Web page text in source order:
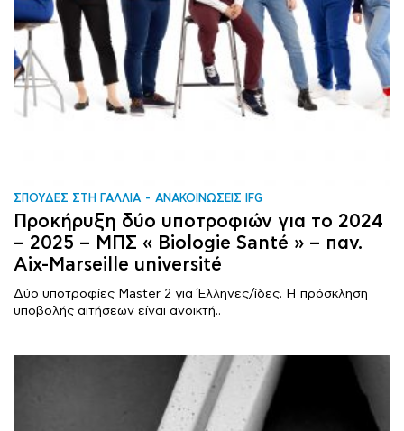
ΣΠΟΥΔΕΣ ΣΤΗ ΓΑΛΛΙΑ ΑΝΑΚΟΙΝΩΣΕΙΣ IFG
Προκήρυξη δύο υποτροφιών για το 2024
– 2025 – ΜΠΣ « Biologie Santé » – παν.
Aix-Marseille université
Δύο υποτροφίες Master 2 για Έλληνες/ίδες. Η πρόσκληση
υποβολής αιτήσεων είναι ανοικτή..